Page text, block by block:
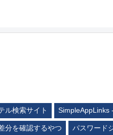
ル検索サイト SimpleAppLinks
分を確認するやつ パスワード